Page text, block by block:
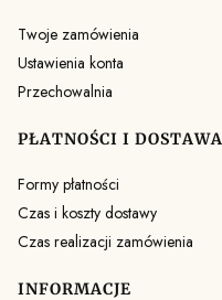
Twoje zamówienia
Ustawienia konta
Przechowalnia
PŁATNOŚCI I DOSTAWA
Formy płatności
Czas i koszty dostawy
Czas realizacji zamówienia
INFORMACJE